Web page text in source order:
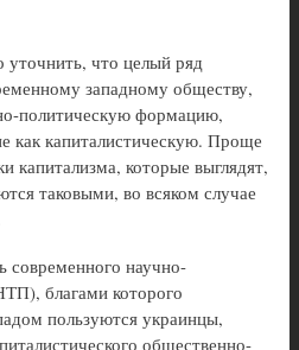
что целый ряд
западному обществу,
политическую формацию,
как капиталистическую. Проще
капитализма, которые выглядят,
таковыми, во всяком случае
современного научно-
благами которого
пользуются украинцы,
общественно-